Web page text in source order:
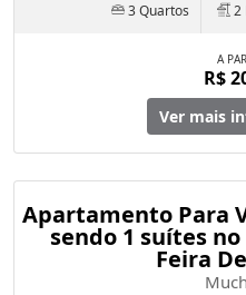
3 Quartos 2
A
R$
Ver mais
Apartamento Para
sendo 1 suítes
Feira